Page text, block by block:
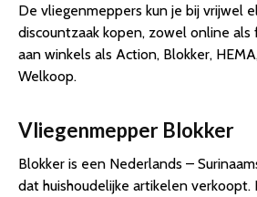
De vliegenmeppers kun je bij vrijwel
discountzaak kopen, zowel online als
aan winkels als Action, Blokker,
Welkoop.
Vliegenmepper Blokker
Blokker is een Nederlands –
dat huishoudelijke artikelen verkoopt.